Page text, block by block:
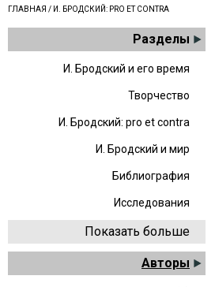
ГЛАВНАЯ / И. БРОДСКИЙ: PRO ET CONTRA
Разделы
И. Бродский и его время
Творчество
И. Бродский: pro et contra
И. Бродский и мир
Библиография
Исследования
Показать больше
Авторы